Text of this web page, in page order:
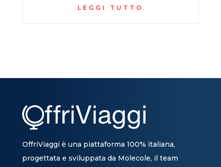
LEGGI TUTTO
OffriViaggi è una piattaforma 100% italiana,
progettata e sviluppata da Molecole, il team